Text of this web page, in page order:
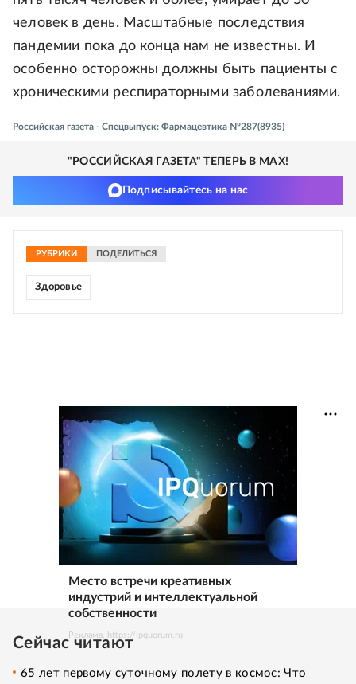
человек в день. Масштабные последствия
пандемии пока до конца нам не известны. И
особенно осторожны должны быть пациенты с
хроническими респираторными заболеваниями.
Российская газета - Спецвыпуск: Фармацевтика №287(8935)
"РОССИЙСКАЯ ГАЗЕТА" ТЕПЕРЬ В MAX!
Подписывайтесь на нас
РУБРИКИ ПОДЕЛИТЬСЯ
Здоровье
Место встречи креативных
индустрий и интеллектуальной
собственности
Реклама. https://ipquorum.ru
Сейчас читают
65 лет первому суточному полету в космос: Что